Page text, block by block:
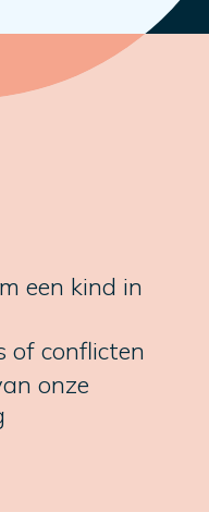
een kind in
of conflicten
onze